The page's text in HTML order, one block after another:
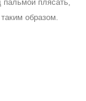
плясать,
образом.